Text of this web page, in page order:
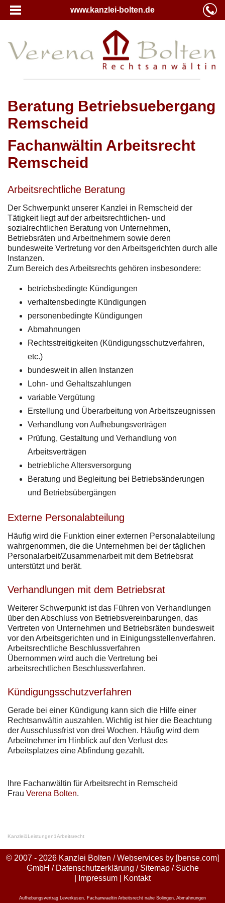
www.kanzlei-bolten.de
Beratung Betriebsuebergang
Remscheid
Fachanwältin Arbeitsrecht
Remscheid
Arbeitsrechtliche Beratung
Der Schwerpunkt unserer Kanzlei in Remscheid der
Tätigkeit liegt auf der arbeitsrechtlichen- und
sozialrechtlichen Beratung von Unternehmen,
Betriebsräten und Arbeitnehmern sowie deren
bundesweite Vertretung vor den Arbeitsgerichten durch alle
Instanzen.
Zum Bereich des Arbeitsrechts gehören insbesondere:
betriebsbedingte Kündigungen
verhaltensbedingte Kündigungen
personenbedingte Kündigungen
Abmahnungen
Rechtsstreitigkeiten (Kündigungsschutzverfahren,
etc.)
bundesweit in allen Instanzen
Lohn- und Gehaltszahlungen
variable Vergütung
Erstellung und Überarbeitung von Arbeitszeugnissen
Verhandlung von Aufhebungsverträgen
Prüfung, Gestaltung und Verhandlung von
Arbeitsverträgen
betriebliche Altersversorgung
Beratung und Begleitung bei Betriebsänderungen
und Betriebsübergängen
Externe Personalabteilung
Häufig wird die Funktion einer externen Personalabteilung
wahrgenommen, die die Unternehmen bei der täglichen
Personalarbeit/Zusammenarbeit mit dem Betriebsrat
unterstützt und berät.
Verhandlungen mit dem Betriebsrat
Weiterer Schwerpunkt ist das Führen von Verhandlungen
über den Abschluss von Betriebsvereinbarungen, das
Vertreten von Unternehmen und Betriebsräten bundesweit
vor den Arbeitsgerichten und in Einigungsstellenverfahren.
Arbeitsrechtliche Beschlussverfahren
Übernommen wird auch die Vertretung bei
arbeitsrechtlichen Beschlussverfahren.
Kündigungsschutzverfahren
Gerade bei einer Kündigung kann sich die Hilfe einer
Rechtsanwältin auszahlen. Wichtig ist hier die Beachtung
der Ausschlussfrist von drei Wochen. Häufig wird dem
Arbeitnehmer im Hinblick auf den Verlust des
Arbeitsplatzes eine Abfindung gezahlt.
Ihre Fachanwältin für Arbeitsrecht in Remscheid
Frau Verena Bolten.
Kanzlei1 Leistungen1Arbeitsrecht
© 2007 - 2026 Kanzlei Bolten / Webservices by [bense.com]
GmbH / Datenschutzerklärung / Sitemap/ Suche
Impressum Kontakt
Aufhebungsvertrag Leverkusen Fachanwaeltin Arbeitsrecht nahe Solingen Abmahnungen